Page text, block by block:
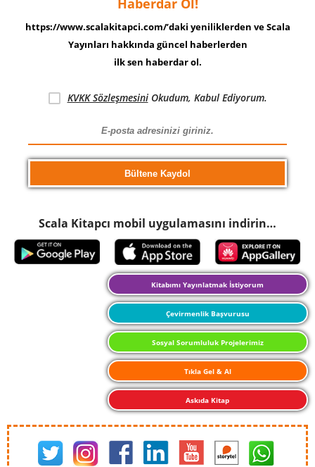
Haberdar Ol!
https://www.scalakitapci.com/’daki yeniliklerden ve Scala
Yayınları hakkında güncel haberlerden
ilk sen haberdar ol.
KVKK SözleşmesiniOkudum, Kabul Ediyorum.
Scala Kitapcı mobil uygulamasını indirin…
Kitabımı Yayınlatmak İstiyorum
Çevirmenlik Başvurusu
Sosyal Sorumluluk Projelerimiz
Tıkla Gel & Al
Askıda Kitap